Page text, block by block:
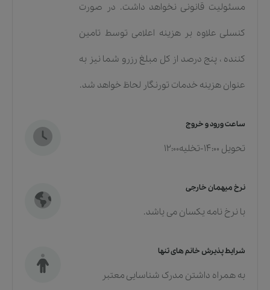
مسئولیت قانونی نخواهد داشت. در صورت
کنسلی علاوه بر هزینه اعلامی توسط تامین
کننده ، پنج درصد از کل مبلغ رزرو شما نیز به
عنوان هزینه خدمات تورنگار لحاظ خواهد شد.
ساعت ورود و خروج
تحویل 14:00-تخلیه12:00
نرخ میهمان خارجی
با نرخ نامه یکسان می یاشد.
شرایط پذیرش خانم های تنها
به همراه داشتن مدرک شناسایی معتبر